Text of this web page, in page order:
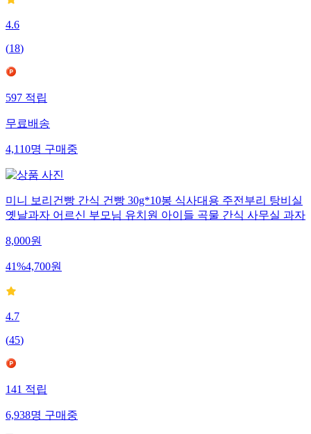
4.6
(18)
597적립
무료배송
4,110명구매중
미니 보리건빵 간식 건빵 30g*10봉 식사대용 주전부리 탕비실
옛날과자 어르신 부모님 유치원 아이들 곡물 간식 사무실 과자
8,000원
41%4,700원
4.7
(45)
141적립
6,938명구매중